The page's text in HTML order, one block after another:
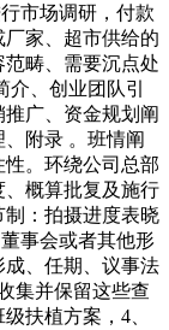
市场调研，付款
家、超市供给的
畴、需要沉点处
、创业团队引
广、资金规划阐
附录 。班情阐
。环绕公司总部
概算批复及施行
：拍摄进度表晓
事会或者其他形
、任期、议事法
集并保留这些查
扶植方案，4、